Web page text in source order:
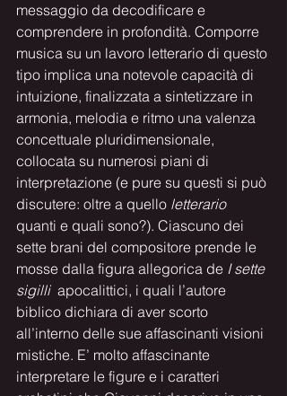
messaggio da decodificare e
comprendere in profondità. Comporre
musica su un lavoro letterario di questo
tipo implica una notevole capacità di
intuizione, finalizzata a sintetizzare in
armonia, melodia e ritmo una valenza
concettuale pluridimensionale,
collocata su numerosi piani di
interpretazione (e pure su questi si può
discutere: oltre a quello letterario
quanti e quali sono?). Ciascuno dei
sette brani del compositore prende le
mosse dalla figura allegorica de I sette
sigilli apocalittici, i quali l’autore
biblico dichiara di aver scorto
all’interno delle sue affascinanti visioni
mistiche. E’ molto affascinante
interpretare le figure e i caratteri